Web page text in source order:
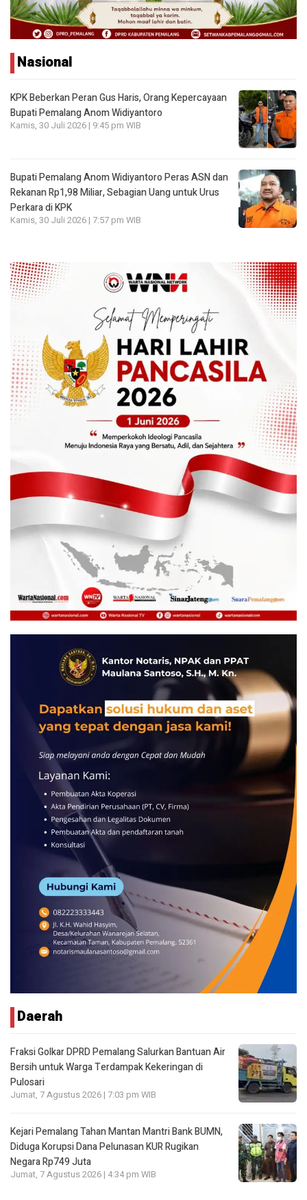
Nasional
KPK Beberkan Peran Gus Haris, Orang Kepercayaan
Bupati Pemalang Anom Widiyantoro
Kamis, 30 Juli 2026 | 9:45 pm WIB
Bupati Pemalang Anom Widiyantoro Peras ASN dan
Rekanan Rp1,98 Miliar, Sebagian Uang untuk Urus
Perkara di KPK
Kamis, 30 Juli 2026 | 7:57 pm WIB
Daerah
Fraksi Golkar DPRD Pemalang Salurkan Bantuan Air
Bersih untuk Warga Terdampak Kekeringan di
Pulosari
Jumat, 7 Agustus 2026 | 7:03 pm WIB
Kejari Pemalang Tahan Mantan Mantri Bank BUMN,
Diduga Korupsi Dana Pelunasan KUR Rugikan
Negara Rp749 Juta
Jumat, 7 Agustus 2026 | 4:34 pm WIB